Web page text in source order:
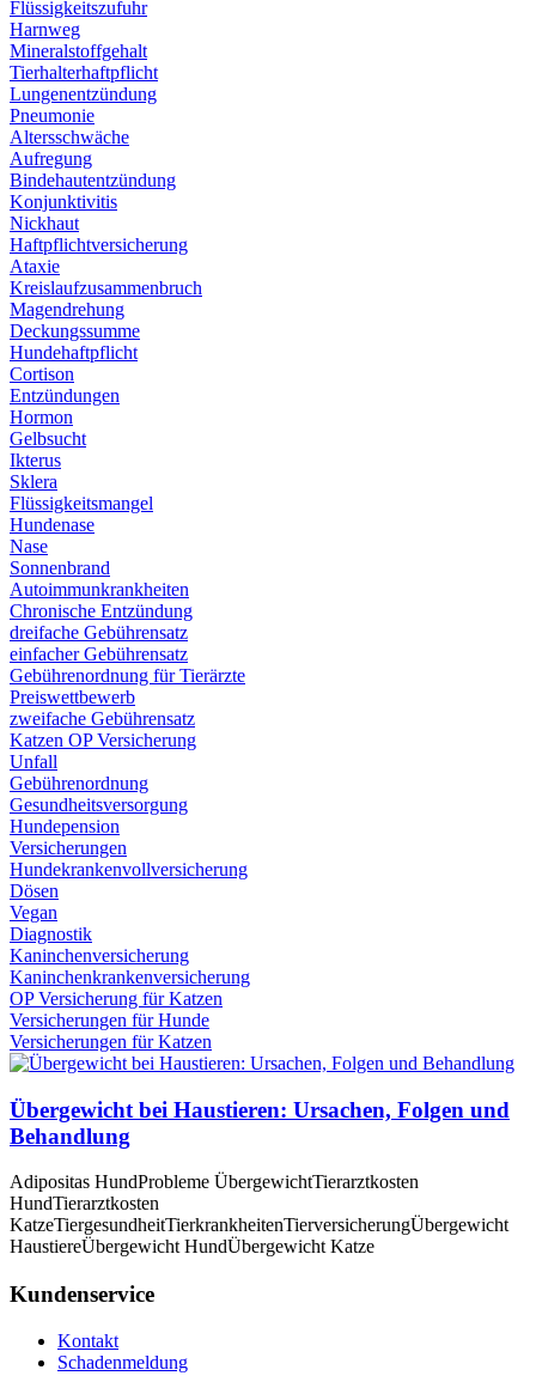
Flüssigkeitszufuhr
Harnweg
Mineralstoffgehalt
Tierhalterhaftpflicht
Lungenentzündung
Pneumonie
Altersschwäche
Aufregung
Bindehautentzündung
Konjunktivitis
Nickhaut
Haftpflichtversicherung
Ataxie
Kreislaufzusammenbruch
Magendrehung
Deckungssumme
Hundehaftpflicht
Cortison
Entzündungen
Hormon
Gelbsucht
Ikterus
Sklera
Flüssigkeitsmangel
Hundenase
Nase
Sonnenbrand
Autoimmunkrankheiten
Chronische Entzündung
dreifache Gebührensatz
einfacher Gebührensatz
Gebührenordnung für Tierärzte
Preiswettbewerb
zweifache Gebührensatz
Katzen OP Versicherung
Unfall
Gebührenordnung
Gesundheitsversorgung
Hundepension
Versicherungen
Hundekrankenvollversicherung
Dösen
Vegan
Diagnostik
Kaninchenversicherung
Kaninchenkrankenversicherung
OP Versicherung für Katzen
Versicherungen für Hunde
Versicherungen für Katzen
Übergewicht bei Haustieren: Ursachen, Folgen und
Behandlung
Adipositas HundProbleme ÜbergewichtTierarztkosten
HundTierarztkosten
KatzeTiergesundheitTierkrankheitenTierversicherungÜbergewicht
HaustiereÜbergewicht HundÜbergewicht Katze
Kundenservice
Kontakt
Schadenmeldung